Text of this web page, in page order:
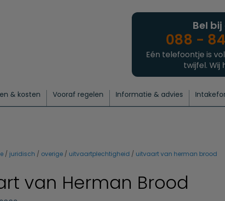
Bel
088 -
Eén telefoontje is
twijfel. Wij
& kosten Vooraf regelen Informatie & advies
juridisch overige uitvaartplechtigheid uitvaart van herman brood
van Herman Brood